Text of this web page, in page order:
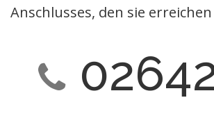
Anschlusses, den sie